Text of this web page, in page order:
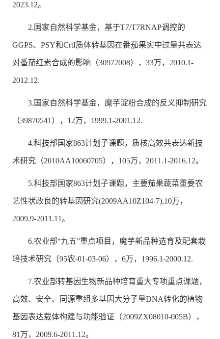
2023.12。
2.国家自然科学基金，基于T7/T7RNAP调控的
GGPS、PSY和CrtI质体转基因在番茄果实中过量共表达
对番茄红素合成的影响（30972008），33万，2010.1-
2012.12.
3.国家自然科学基金，魔芋淀粉合成的反义抑制研究
（39870541），12万，1999.1-2001.12.
4.科技部国家863计划子课题，质核高效共表达新技
术研究（2010AA10060705），105万，2011.1-2016.12。
5.科技部国家863计划子课题，主要茄果蔬菜重要农
艺性状改良的转基因研究(2009AA10Z104-7),10万，
2009.9-2011.11。
6.农业部“九五”重点项目，魔芋新品种选育及配套栽
培技术研究（95农-01-03-06），6万，1996.1-2000.12.
7.农业部转基因生物新品种培育重大专项重点课题，
高效、安全、同源重组多基因大分子量DNA转化的植物
基因表达载体构建与功能验证（2009ZX08010-005B），
81万，2009.6-2011.12。